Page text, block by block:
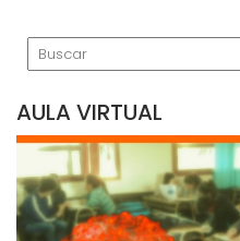
AULA VIRTUAL